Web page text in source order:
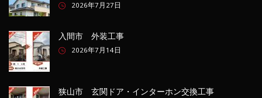
2026年7月27日
入間市 外装工事
2026年7月14日
狭山市 玄関ドア・インターホン交換工事